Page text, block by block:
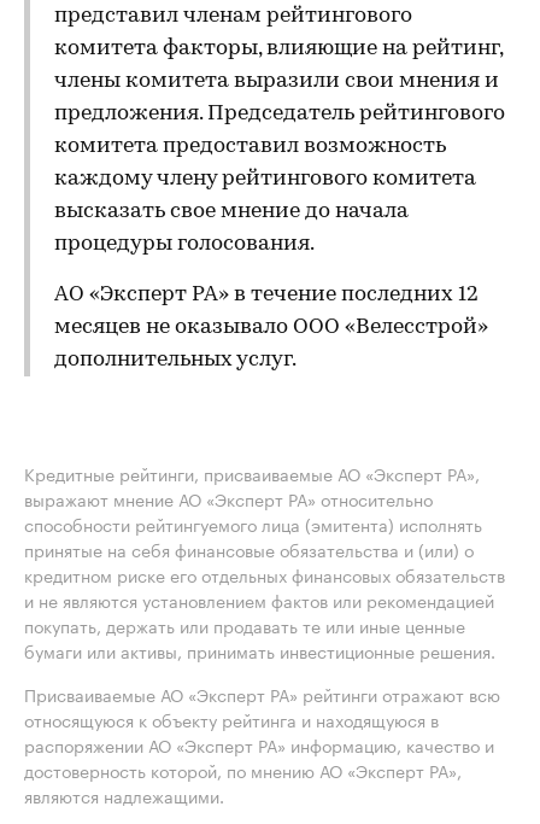
представил членам рейтингового
комитета факторы, влияющие на рейтинг,
члены комитета выразили свои мнения и
предложения. Председатель рейтингового
комитета предоставил возможность
каждому члену рейтингового комитета
высказать свое мнение до начала
процедуры голосования.
АО «Эксперт РА» в течение последних 12
месяцев не оказывало ООО «Велесстрой»
дополнительных услуг.
Кредитные рейтинги, присваиваемые АО «Эксперт РА»,
выражают мнение АО «Эксперт РА» относительно
способности рейтингуемого лица (эмитента) исполнять
принятые на себя финансовые обязательства и (или) о
кредитном риске его отдельных финансовых обязательств
и не являются установлением фактов или рекомендацией
покупать, держать или продавать те или иные ценные
бумаги или активы, принимать инвестиционные решения.
Присваиваемые АО «Эксперт РА» рейтинги отражают всю
относящуюся к объекту рейтинга и находящуюся в
распоряжении АО «Эксперт РА» информацию, качество и
достоверность которой, по мнению АО «Эксперт РА»,
являются надлежащими.